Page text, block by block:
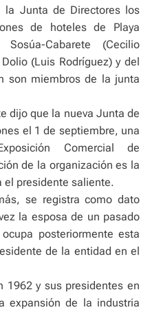
la Junta de Directores los
de hoteles de Playa
Cabarete (Cecilio
(Luis Rodríguez) y del
son miembros de la junta
dijo que la nueva Junta de
el 1 de septiembre, una
Comercial de
de la organización es la
el presidente saliente.
se registra como dato
la esposa de un pasado
ocupa posteriormente esta
de la entidad en el
1962 y sus presidentes en
expansión de la industria